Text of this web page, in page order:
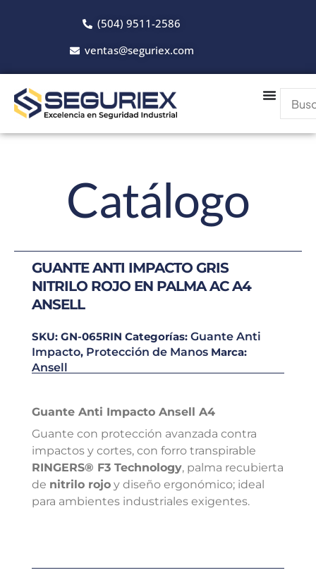
(504) 9511-2586
ventas@seguriex.com
Catálogo
GUANTE ANTI IMPACTO GRIS
NITRILO ROJO EN PALMA AC A4
ANSELL
SKU: GN-065RIN Categorías: Guante Anti
Impacto, Protección de Manos Marca:
Ansell
Guante Anti Impacto Ansell A4
Guante con protección avanzada contra
impactos y cortes, con forro transpirable
RINGERS® F3 Technology, palma recubierta
de nitrilo rojo y diseño ergonómico; ideal
para ambientes industriales exigentes.